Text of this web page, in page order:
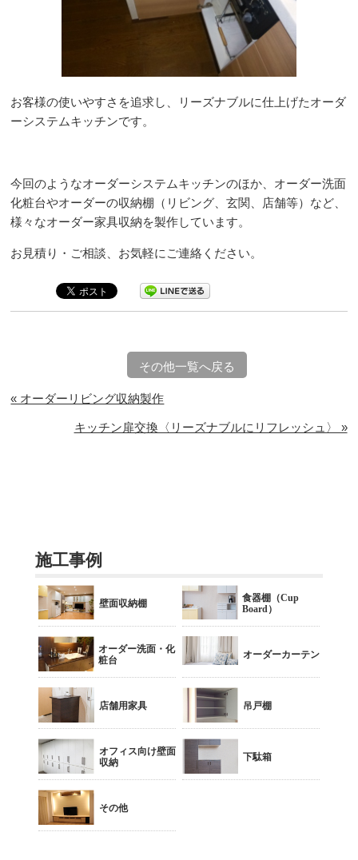
お客様の使いやすさを追求し、リーズナブルに仕上げたオーダ
ーシステムキッチンです。
今回のようなオーダーシステムキッチンのほか、オーダー洗面
化粧台やオーダーの収納棚（リビング、玄関、店舗等）など、
様々なオーダー家具収納を製作しています。
お見積り・ご相談、お気軽にご連絡ください。
その他一覧へ戻る
« オーダーリビング収納製作
キッチン扉交換〈リーズナブルにリフレッシュ〉 »
施工事例
壁面収納棚
食器棚（Cup
Board）
オーダー洗面・化
粧台
オーダーカーテン
店舗用家具 吊戸棚
オフィス向け壁面
収納
下駄箱
その他